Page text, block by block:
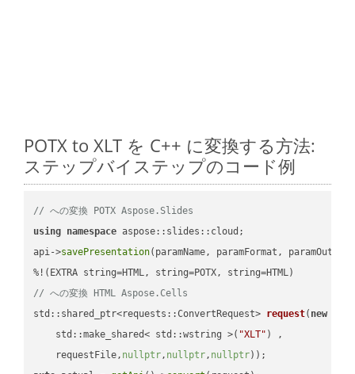
POTX to XLT を C++ に変換する方法:
ステップバイステップのコード例
// への変換 POTX Aspose.Slides
using namespace aspose::slides::cloud;
api->savePresentation(paramName, paramFormat,
// への変換 HTML Aspose.Cells
std::shared_ptr<requests::ConvertRequest> request( new
    std::make_shared< std::wstring >(
"XLT" ) ,
    requestFile,
nullptr, nullptr, nullptr))